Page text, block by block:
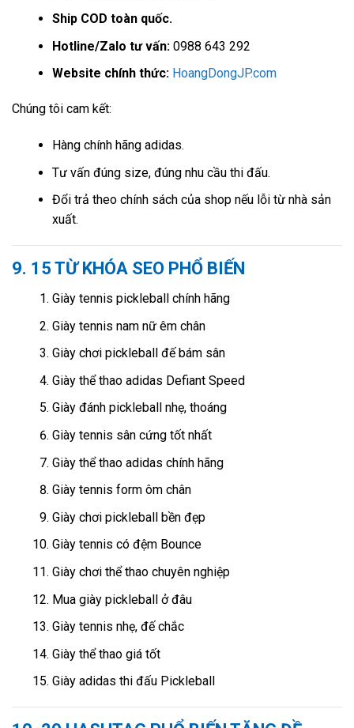
Ship COD toàn quốc.
Hotline/Zalo tư vấn:0988 643 292
Website chính thức: HoangDongJP.com
Chúng tôi cam kết:
Hàng chính hãng adidas.
Tư vấn đúng size, đúng nhu cầu thi đấu.
Đổi trả theo chính sách của shop nếu lỗi từ nhà sản
xuất.
9. 15 TỪ KHÓA SEO PHỔ BIẾN
Giày tennis pickleball chính hãng
Giày tennis nam nữ êm chân
Giày chơi pickleball đế bám sân
Giày thể thao adidas Defiant Speed
Giày đánh pickleball nhẹ, thoáng
Giày tennis sân cứng tốt nhất
Giày thể thao adidas chính hãng
Giày tennis form ôm chân
Giày chơi pickleball bền đẹp
Giày tennis có đệm Bounce
Giày chơi thể thao chuyên nghiệp
Mua giày pickleball ở đâu
Giày tennis nhẹ, đế chắc
Giày thể thao giá tốt
Giày adidas thi đấu Pickleball